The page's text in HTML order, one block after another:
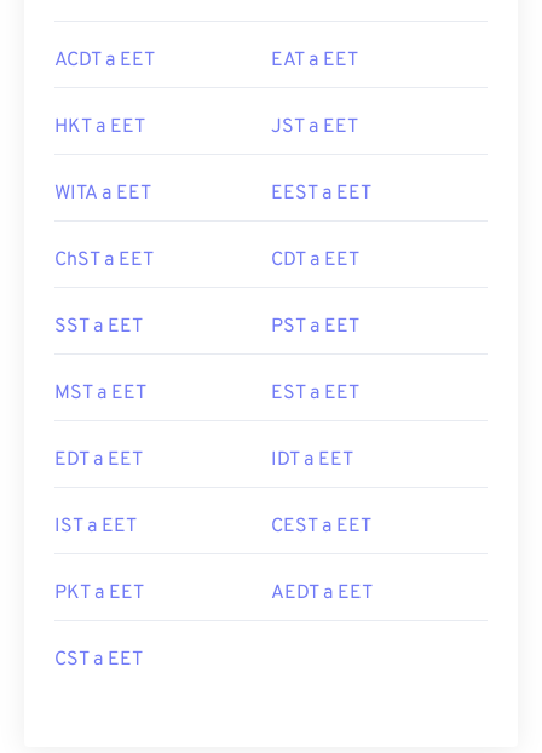
ACDT a EET EAT a EET
HKT a EET JST a EET
WITA a EET EEST a EET
ChST a EET CDT a EET
SST a EET PST a EET
MST a EET EST a EET
EDT a EET IDT a EET
IST a EET CEST a EET
PKT a EET AEDT a EET
CST a EET